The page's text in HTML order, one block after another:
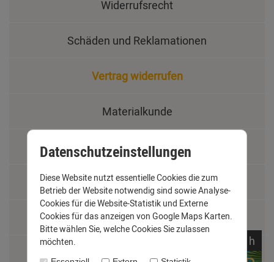
Widerrufsrecht
Schäden und Reklamationen
Vertrag widerrufen
Materialkunde
Fachbegriffe
Jobs
Montage und Installationshilfen
h
Datenschutzeinstellungen
Diese Website nutzt essentielle Cookies die zum
Betrieb der Website notwendig sind sowie Analyse-
Cookies für die Website-Statistik und Externe
Cookies für das anzeigen von Google Maps Karten.
Bitte wählen Sie, welche Cookies Sie zulassen
möchten.